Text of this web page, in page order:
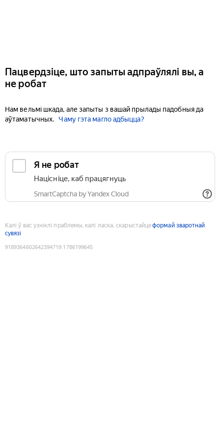
Пацвердзіце, што запыты адпраўлялі вы, а
не робат
Нам вельмі шкада, але запыты з вашай прылады падобныя да
аўтаматычных.
Чаму гэта магло адбыцца?
Я не робат
Націсніце, каб працягнуць
SmartCaptcha by Yandex Cloud
Калі ў вас узніклі праблемы, калі ласка, скарыстайцеформай зваротнай
сувязі
9189364602642394719:1786199645